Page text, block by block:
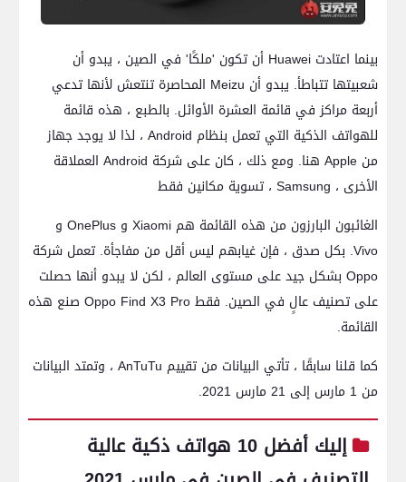
بينما اعتادت Huawei أن تكون 'ملكًا' في الصين ، يبدو أن
شعبيتها تتباطأ. يبدو أن Meizu المحاصرة تنتعش لأنها تدعي
أربعة مراكز في قائمة العشرة الأوائل. بالطبع ، هذه قائمة
للهواتف الذكية التي تعمل بنظام Android ، لذا لا يوجد جهاز
من Apple هنا. ومع ذلك ، كان على شركة Android العملاقة
الأخرى ، Samsung ، تسوية مكانين فقط
الغائبون البارزون من هذه القائمة هم Xiaomi و OnePlus و
Vivo. بكل صدق ، فإن غيابهم ليس أقل من مفاجأة. تعمل شركة
Oppo بشكل جيد على مستوى العالم ، لكن لا يبدو أنها حصلت
على تصنيف عالٍ في الصين. فقط Oppo Find X3 Pro صنع هذه
القائمة.
كما قلنا سابقًا ، تأتي البيانات من تقييم AnTuTu ، وتمتد البيانات
من 1 مارس إلى 21 مارس 2021.
إليك أفضل 10 هواتف ذكية عالية